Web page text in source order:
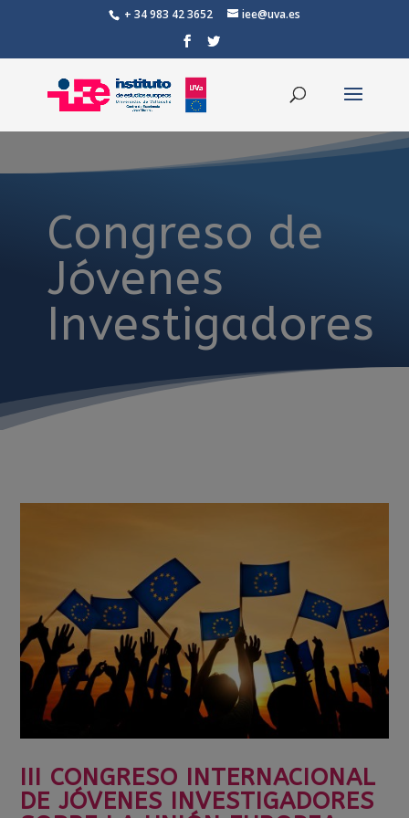
+ 34 983 42 3652 iee@uva.es
Congreso de
Jóvenes
Investigadores
III CONGRESO INTERNACIONAL
DE JÓVENES INVESTIGADORES